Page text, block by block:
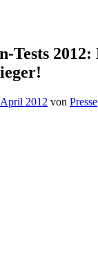
Tests
2012 von Presse